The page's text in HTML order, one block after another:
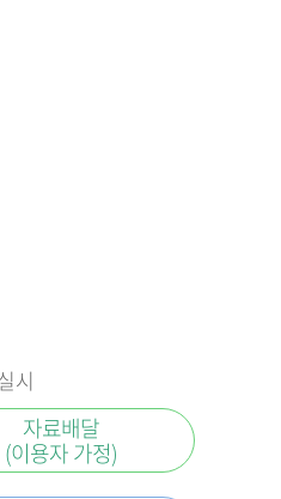
시
자료배달
(이용자 가정)